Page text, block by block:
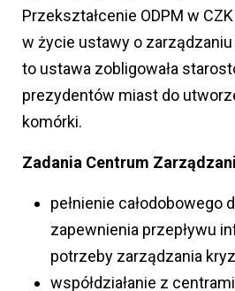
Przekształcenie ODPM w
w życie ustawy o
to ustawa zobligowała
prezydentów miast do
komórki.
Zadania Centrum
pełnienie całodobowego
zapewnienia przepływu
potrzeby zarządzania
współdziałanie z